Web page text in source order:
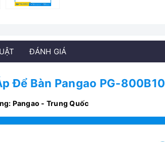
ĐÁNH GIÁ
Để Bàn Pangao PG-800B10
Pangao - Trung Quốc